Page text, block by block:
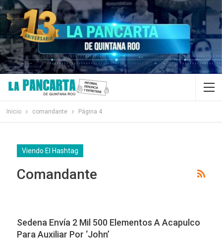
Inicio comandante Página 4
Viendo El Hashtag
Comandante
Sedena Envía 2 Mil 500 Elementos A Acapulco
Para Auxiliar Por ‘John’